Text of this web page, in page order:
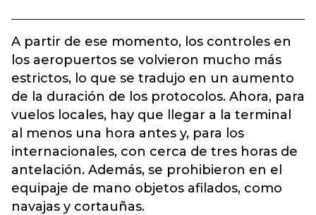
A partir de ese momento, los controles en
los aeropuertos se volvieron mucho más
estrictos, lo que se tradujo en un aumento
de la duración de los protocolos. Ahora, para
vuelos locales, hay que llegar a la terminal
al menos una hora antes y, para los
internacionales, con cerca de tres horas de
antelación. Además, se prohibieron en el
equipaje de mano objetos afilados, como
navajas y cortauñas.